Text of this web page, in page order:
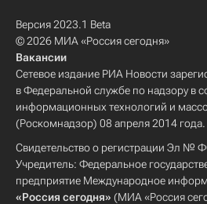
Версия 2023.1 Beta
© 2026 МИА «Россия сегодня»
Вакансии
Сетевое издание РИА Новости
в Федеральной службе по надзору в
информационных технологий и
(Роскомнадзор) 08 апреля 2014 года.
Свидетельство о регистрации Эл №
Учредитель: Федеральное
предприятие Международное
«Россия сегодня» (МИА «Россия